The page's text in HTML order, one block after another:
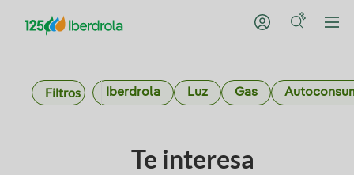
Filtros Iberdrola Luz Gas
Te interesa